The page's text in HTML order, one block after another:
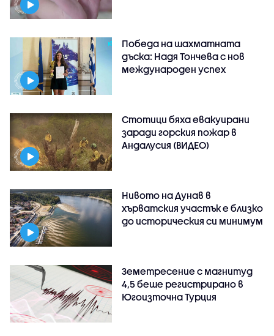
Победа на шахматната
дъска: Надя Тончева с нов
международен успех
Стотици бяха евакуирани
заради горския пожар в
Андалусия (ВИДЕО)
Нивото на Дунав в
хърватския участък е близко
до историческия си минимум
Земетресение с магнитуд
4,5 беше регистрирано в
Югоизточна Турция